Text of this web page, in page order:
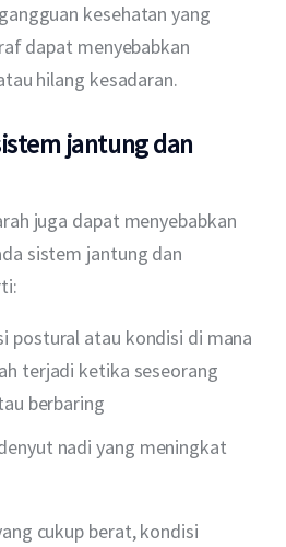
kesehatan yang
dapat menyebabkan
hilang kesadaran.
jantung dan
juga dapat menyebabkan
sistem jantung dan
postural atau kondisi di mana
terjadi ketika seseorang
berbaring
nadi yang meningkat
cukup berat, kondisi